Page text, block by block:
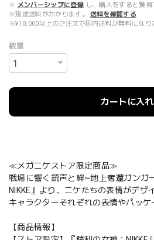
※ メンバーシップに登録 し、購入をすると獲得
※別途送料がかかります。
送料を確認する
※¥10,000以上のご注文で国内送料が無料になり
数量
カートに入
≪メガニケストア限定商品≫
戦場に響く銃声と絆~地上奪還ガンガ
NIKKE』より、ニケたちの表情がデザ
キャラクターそれぞれの表情やパッケ
【商品情報】